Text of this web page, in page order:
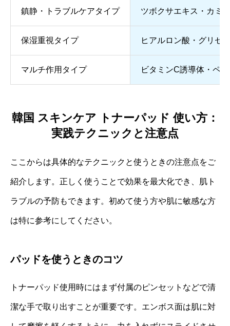
鎮静・トラブルケアタイプ ツボクサエキス・カミ
保湿重視タイプ ヒアルロン酸・グリセ
マルチ作用タイプ ビタミンC誘導体・ペ
韓国 スキンケア トナーパッド 使い方：
実践テクニックと注意点
ここからは具体的なテクニックと使うときの注意点をご
紹介します。正しく使うことで効果を最大化でき、肌ト
ラブルの予防もできます。初めて使う方や肌に敏感な方
は特に参考にしてください。
パッドを使うときのコツ
トナーパッド使用時にはまず付属のピンセットなどで清
潔な手で取り出すことが重要です。エンボス面は肌に対